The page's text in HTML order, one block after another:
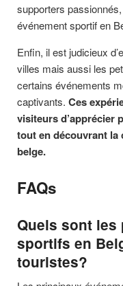
supporters
événement sportif en
Enfin, il est judicieux
villes mais aussi les
certains événements
captivants. Ces
visiteurs d’apprécier
tout en découvrant la
belge.
FAQs
Quels sont les
sportifs en
touristes?